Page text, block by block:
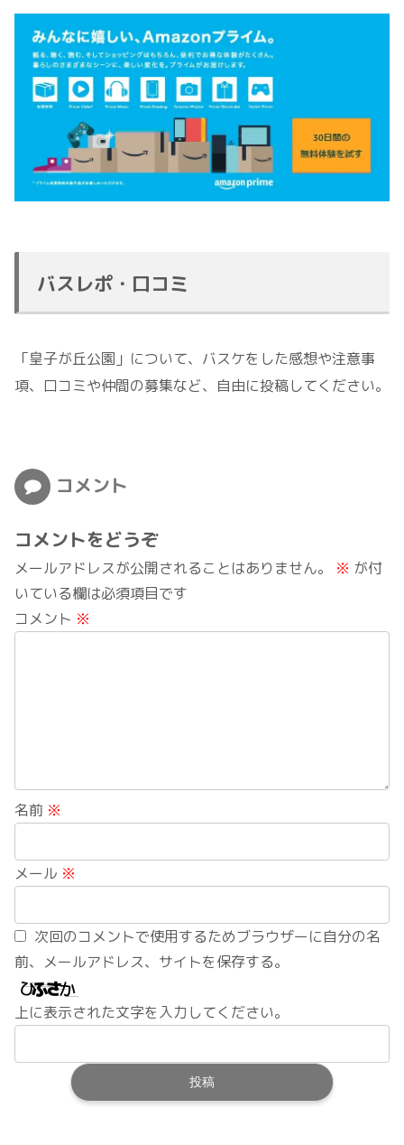
バスレポ・口コミ
「皇子が丘公園」について、バスケをした感想や注意事
項、口コミや仲間の募集など、自由に投稿してください。
コメント
コメントをどうぞ
メールアドレスが公開されることはありません。 ※ が付
いている欄は必須項目です
コメント ※
名前 ※
メール ※
次回のコメントで使用するためブラウザーに自分の名
前、メールアドレス、サイトを保存する。
上に表示された文字を入力してください。